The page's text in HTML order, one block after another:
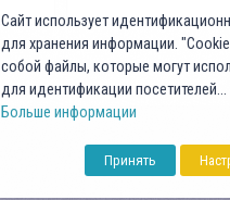
Сайт использует
для хранения информации.
собой файлы, которые могут
для идентификации посетителей...
Больше информации
Принять